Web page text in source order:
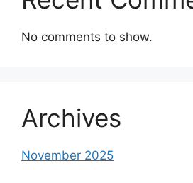
No comments to show.
Archives
November 2025